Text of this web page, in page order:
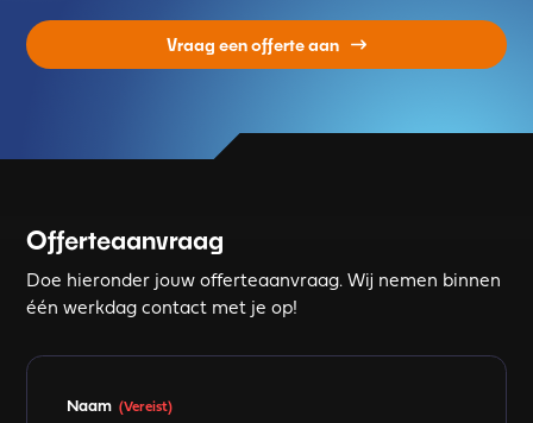
Vraag een offerte aan
Offerteaanvraag
Doe hieronder jouw offerteaanvraag. Wij nemen binnen
één werkdag contact met je op!
Naam (Vereist)